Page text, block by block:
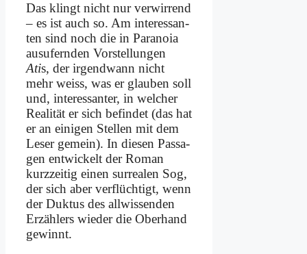
Das klingt nicht nur ver­wir­rend
– es ist auch so. Am in­ter­es­san­
ten sind noch die in Pa­ra­noia
aus­ufern­den Vor­stel­lun­gen
Atis, der ir­gend­wann nicht
mehr weiss, was er glau­ben soll
und, in­ter­es­san­ter, in wel­cher
Rea­li­tät er sich be­fin­det (das hat
er an ei­ni­gen Stel­len mit dem
Le­ser ge­mein). In die­sen Pas­sa­
gen ent­wickelt der Ro­man
kurz­zei­tig ei­nen sur­rea­len Sog,
der sich aber ver­flüch­tigt, wenn
der Duk­tus des all­wis­sen­den
Er­zäh­lers wie­der die Ober­hand
ge­winnt.